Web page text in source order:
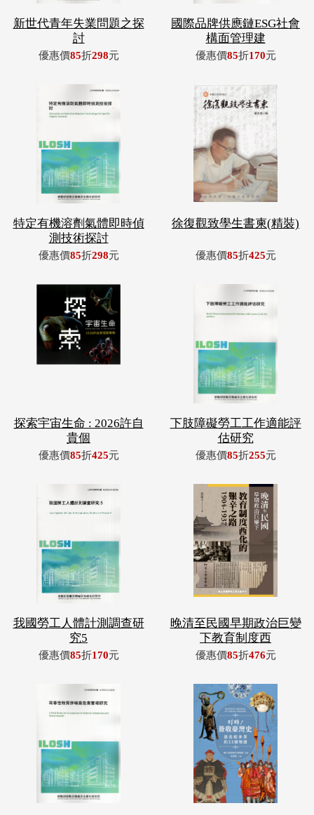
新世代青年失業問題之探
討
優惠價85折298元
國際品牌供應鏈ESG社會
構面管理建
優惠價85折170元
特定有機溶劑氣體即時偵
測技術探討
優惠價85折298元
徐復觀致學生書柬(精裝)
優惠價85折425元
探索宇宙生命 : 2026許自
貴個
優惠價85折425元
下肢障礙勞工工作適能評
估研究
優惠價85折255元
我國勞工人體計測調查研
究5
優惠價85折170元
晚清至民國早期政治巨變
下教育制度西
優惠價85折476元